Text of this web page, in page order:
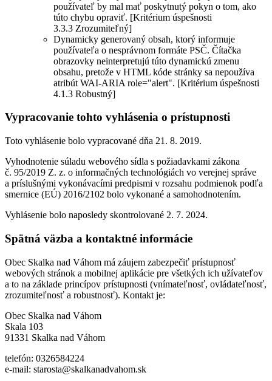
používateľ by mal mať poskytnutý pokyn o tom, ako
túto chybu opraviť. [Kritérium úspešnosti
3.3.3 Zrozumiteľný]
Dynamicky generovaný obsah, ktorý informuje
používateľa o nesprávnom formáte PSČ. Čítačka
obrazovky neinterpretujú túto dynamickú zmenu
obsahu, pretože v HTML kóde stránky sa nepoužíva
atribút WAI-ARIA role="alert". [Kritérium úspešnosti
4.1.3 Robustný]
Vypracovanie tohto vyhlásenia o prístupnosti
Toto vyhlásenie bolo vypracované dňa 21. 8. 2019.
Vyhodnotenie súladu webového sídla s požiadavkami zákona
č. 95/2019 Z. z. o informačných technológiách vo verejnej správe
a príslušnými vykonávacími predpismi v rozsahu podmienok podľa
smernice (EÚ) 2016/2102 bolo vykonané a samohodnotením.
Vyhlásenie bolo naposledy skontrolované 2. 7. 2024.
Spätná väzba a kontaktné informácie
Obec Skalka nad Váhom má záujem zabezpečiť prístupnosť
webových stránok a mobilnej aplikácie pre všetkých ich užívateľov
a to na základe princípov prístupnosti (vnímateľnosť, ovládateľnosť,
zrozumiteľnosť a robustnosť). Kontakt je:
Obec Skalka nad Váhom
Skala 103
91331 Skalka nad Váhom
telefón: 0326584224
e-mail: starosta@skalkanadvahom.sk